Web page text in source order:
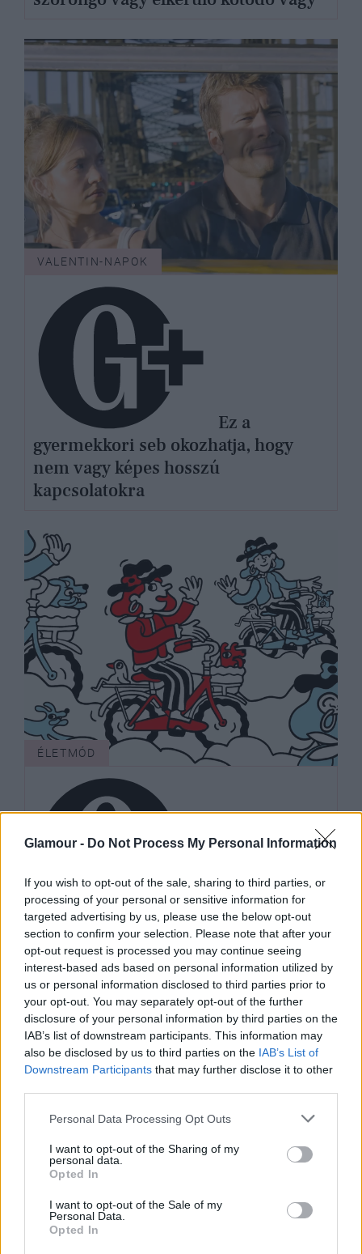
Glamour - Do Not Process My Personal Information
If you wish to opt-out of the sale, sharing to third parties, or
processing of your personal or sensitive information for
targeted advertising by us, please use the below opt-out
section to confirm your selection. Please note that after your
opt-out request is processed you may continue seeing
interest-based ads based on personal information utilized by
us or personal information disclosed to third parties prior to
your opt-out. You may separately opt-out of the further
disclosure of your personal information by third parties on the
IAB’s list of downstream participants. This information may
also be disclosed by us to third parties on the IAB’s List of
Downstream Participants that may further disclose it to other
Please note that this website/app uses one or more Google
not limited to your visit or usage behaviour. You may click to
grant or deny consent to Google and its third-party tags to
use your data for below specified purposes in below Google
consent section.
Personal Data Processing Opt Outs
I want to opt-out of the Sharing of my
personal data.
Opted In
I want to opt-out of the Sale of my
Personal Data.
Opted In
VALENTIN-NAPOK
gyermekkori seb okozhatja, hogy
nem vagy képes hosszú
kapcsolatokra
ÉLETMÓD
Egy őszinte
kapcsolatban a kötődés nem elveszi a
szabadságot, hanem biztonságos
teret nyújt
ÉLETMÓD